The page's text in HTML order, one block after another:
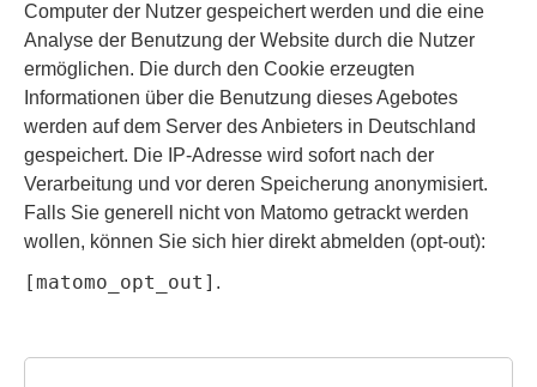
Computer der Nutzer gespeichert werden und die eine
Analyse der Benutzung der Website durch die Nutzer
ermöglichen. Die durch den Cookie erzeugten
Informationen über die Benutzung dieses Agebotes
werden auf dem Server des Anbieters in Deutschland
gespeichert. Die IP-Adresse wird sofort nach der
Verarbeitung und vor deren Speicherung anonymisiert.
Falls Sie generell nicht von Matomo getrackt werden
wollen, können Sie sich hier direkt abmelden (opt-out):
[matomo_opt_out] .